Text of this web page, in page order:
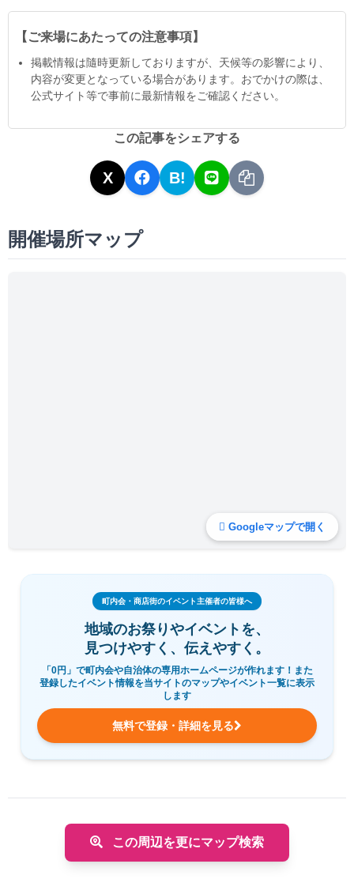
【ご来場にあたっての注意事項】
掲載情報は隨時更新しておりますが、天候等の影響により、
内容が変更となっている場合があります。おでかけの際は、
公式サイト等で事前に最新情報をご確認ください。
この記事をシェアする
X B!
開催場所マップ
Googleマップで開く
町内会・商店街のイベント主催者の皆様へ
地域のお祭りやイベントを、
見つけやすく、伝えやすく。
「0円」で町内会や自治体の専用ホームページが作れます！また
登録したイベント情報を当サイトのマップやイベント一覧に表示
します
無料で登録・詳細を見る
この周辺を更にマップ検索